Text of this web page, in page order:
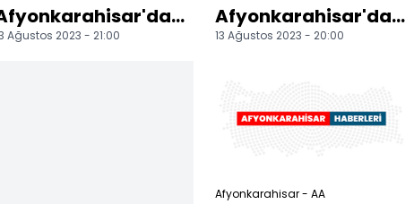
orman yangını
Ağustos 2023 - 21:00
Afyonkarahisar'da
çıkan orman
13 Ağustos 2023 - 20:00
Afyonkarahisar - AA